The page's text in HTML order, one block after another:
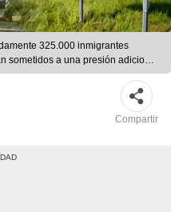
325.000 inmigrantes
sometidos a una presión adicional
LR/ El Tiempo
Compartir